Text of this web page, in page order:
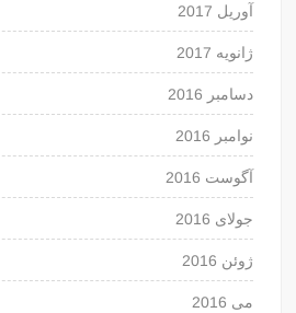
آوریل 2017
ژانویه 2017
دسامبر 2016
نوامبر 2016
آگوست 2016
جولای 2016
ژوئن 2016
می 2016